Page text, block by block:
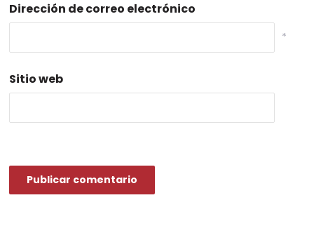
Dirección de correo electrónico
*
Sitio web